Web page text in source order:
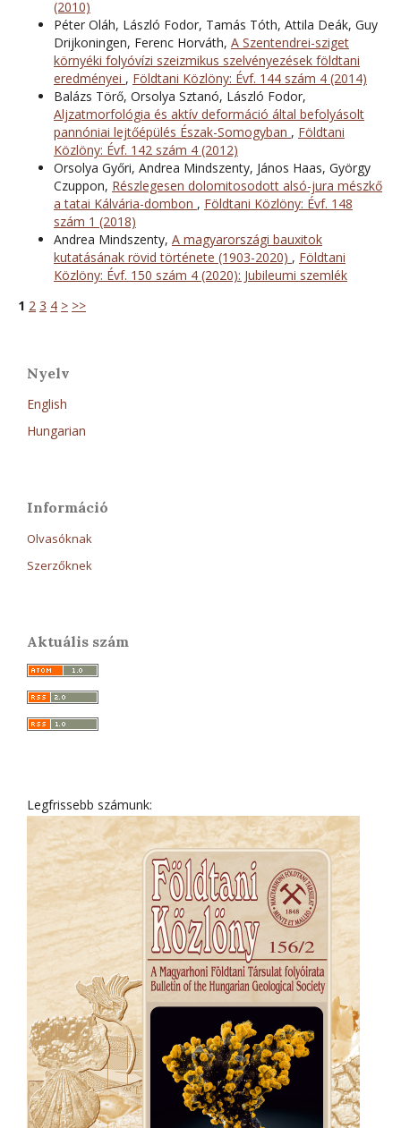
(2010)
Péter Oláh, László Fodor, Tamás Tóth, Attila Deák, Guy
Drijkoningen, Ferenc Horváth, A Szentendrei-sziget
környéki folyóvízi szeizmikus szelvényezések földtani
eredményei , Földtani Közlöny: Évf. 144 szám 4 (2014)
Balázs Törő, Orsolya Sztanó, László Fodor,
Aljzatmorfológia és aktív deformáció által befolyásolt
pannóniai lejtőépülés Észak-Somogyban , Földtani
Közlöny: Évf. 142 szám 4 (2012)
Orsolya Győri, Andrea Mindszenty, János Haas, György
Czuppon, Részlegesen dolomitosodott alsó-jura mészkő
a tatai Kálvária-dombon , Földtani Közlöny: Évf. 148
szám 1 (2018)
Andrea Mindszenty, A magyarországi bauxitok
kutatásának rövid története (1903-2020) , Földtani
Közlöny: Évf. 150 szám 4 (2020): Jubileumi szemlék
1 2 3 4 > >>
Nyelv
English
Hungarian
Információ
Olvasóknak
Szerzőknek
Aktuális szám
Legfrissebb számunk: